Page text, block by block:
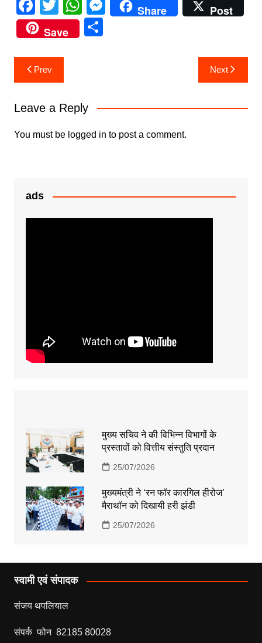
F
a
c
e
b
o
k
T
w
itt
er
W
h
at
p
p
M
e
er
Share
Post
Save
S
Post
navigation
Prev Next
Leave a Reply
You must be logged in to post a comment.
ads
मुख्य सचिव ने की विभिन्न विभागों के
प्रस्तावों को वित्तीय संस्तुति प्रदान
25/07/2026
मुख्यमंत्री ने ‘रन फॉर कारगिल हीरोज’
मैराथॉन को दिखायी हरी झंडी
25/07/2026
स्वामी एवं संपादक
संजय थपलियाल
संपर्क फोन 82185 80028